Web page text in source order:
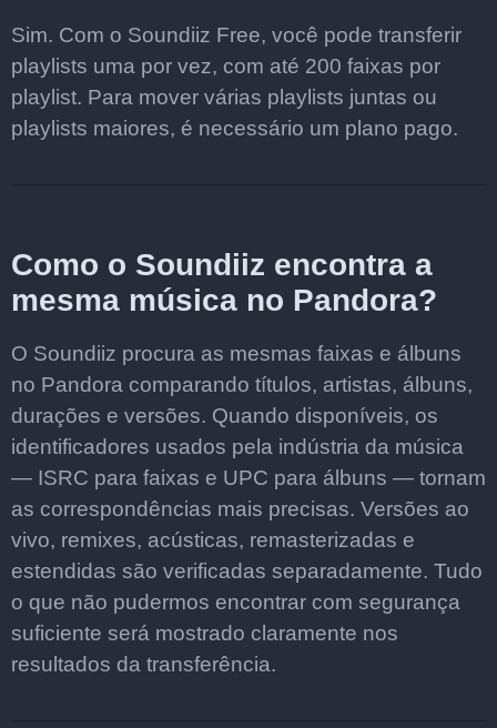
Sim. Com o Soundiiz Free, você pode transferir
playlists uma por vez, com até 200 faixas por
playlist. Para mover várias playlists juntas ou
playlists maiores, é necessário um plano pago.
Como o Soundiiz encontra a
mesma música no Pandora?
O Soundiiz procura as mesmas faixas e álbuns
no Pandora comparando títulos, artistas, álbuns,
durações e versões. Quando disponíveis, os
identificadores usados pela indústria da música
— ISRC para faixas e UPC para álbuns — tornam
as correspondências mais precisas. Versões ao
vivo, remixes, acústicas, remasterizadas e
estendidas são verificadas separadamente. Tudo
o que não pudermos encontrar com segurança
suficiente será mostrado claramente nos
resultados da transferência.